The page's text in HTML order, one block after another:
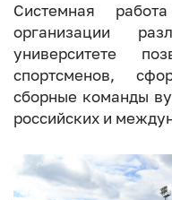
Системная
организации
университете
спортсменов,
сборные команды
российских и